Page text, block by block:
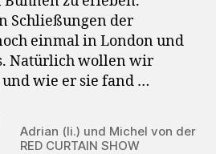
Schließungen der
einmal in London und
Natürlich wollen wir
und wie er sie fand …
Adrian (li.) und Michel von der
RED CURTAIN SHOW